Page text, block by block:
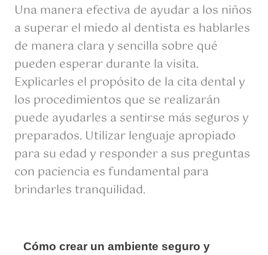
Una manera efectiva de ayudar a los niños
a superar el miedo al dentista es hablarles
de manera clara y sencilla sobre qué
pueden esperar durante la visita.
Explicarles el propósito de la cita dental y
los procedimientos que se realizarán
puede ayudarles a sentirse más seguros y
preparados. Utilizar lenguaje apropiado
para su edad y responder a sus preguntas
con paciencia es fundamental para
brindarles tranquilidad.
Cómo crear un ambiente seguro y